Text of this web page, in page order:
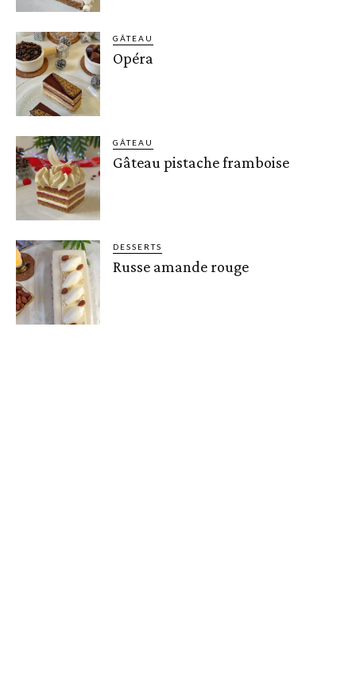
GÂTEAU
Opéra
GÂTEAU
Gâteau pistache framboise
DESSERTS
Russe amande rouge